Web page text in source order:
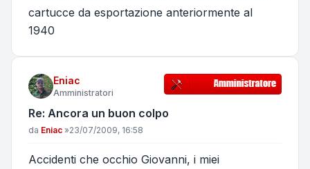
cartucce da esportazione anteriormente al
1940
Eniac
Amministratori
Re: Ancora un buon colpo
Messaggio
da Eniac »23/07/2009, 16:58
Accidenti che occhio Giovanni, i miei